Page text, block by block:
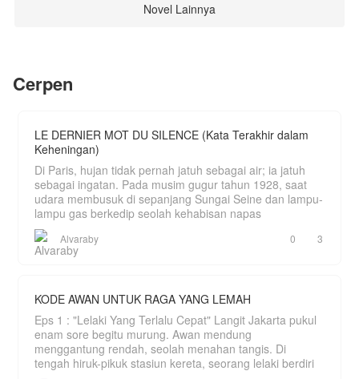
ada.
terkenal sedingin es kutub utara.Kerja keras Arini
yang super rapi dan cerdas perlahan menarik
syarat mutlak: Dilarang saling jatuh
cinta.Mampukah Arini bertahan menghadapi sikap
sama? Ataukah pernikahan pura-pura ini justru
akan mencairkan hati sang es kutub utara yang
selama ini membeku?
Novel Lainnya
Cerpen
LE DERNIER MOT DU SILENCE (Kata Terakhir dalam
Keheningan)
Di Paris, hujan tidak pernah jatuh sebagai air; ia jatuh
sebagai ingatan. Pada musim gugur tahun 1928, saat
udara membusuk di sepanjang Sungai Seine dan lampu-
lampu gas berkedip seolah kehabisan napas
Alvaraby 0 3
KODE AWAN UNTUK RAGA YANG LEMAH
Eps 1 : "Lelaki Yang Terlalu Cepat" Langit Jakarta pukul
enam sore begitu murung. Awan mendung
menggantung rendah, seolah menahan tangis. Di
tengah hiruk-pikuk stasiun kereta, seorang lelaki berdiri